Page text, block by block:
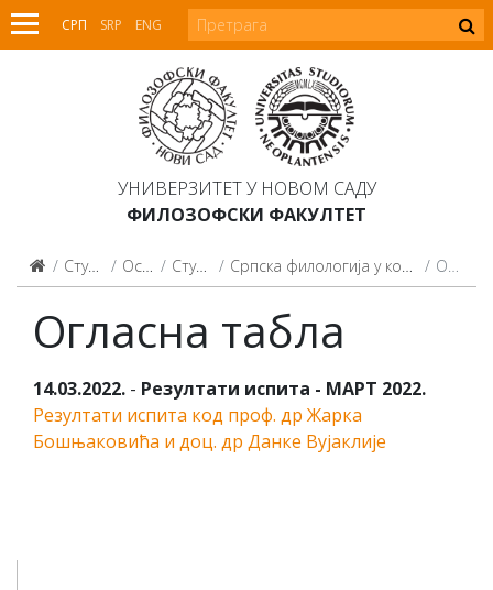
СРП SRP ENG
УНИВЕРЗИТЕТ У НОВОМ САДУ
ФИЛОЗОФСКИ ФАКУЛТЕТ
Студијски програми Основне студије Студијски програми Српска филологија у контакту са словачком/мађарском филологијом (2015) Огласна табла
Огласна табла
14.03.2022. - Резултати испита - МАРТ 2022.
Резултати испита код проф. др Жарка
Бошњаковића и доц. др Данке Вујаклије